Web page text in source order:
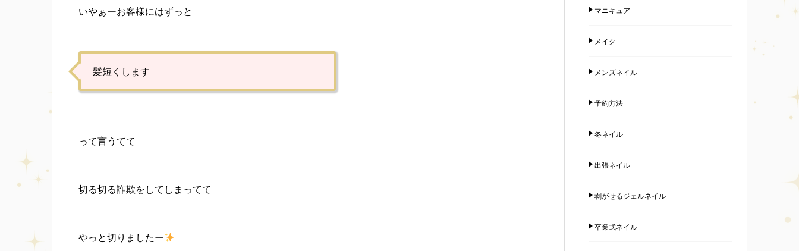
いやぁーお客様にはずっと
髪短くします
って言うてて
切る切る詐欺をしてしまってて
やっと切りましたー
マニキュア
メイク
メンズネイル
予約方法
冬ネイル
出張ネイル
剥がせるジェルネイル
卒業式ネイル